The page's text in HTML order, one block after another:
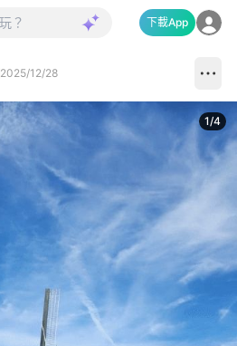
下載App
2025/12/28
1/4